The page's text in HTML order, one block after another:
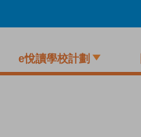
e悅讀學校計劃